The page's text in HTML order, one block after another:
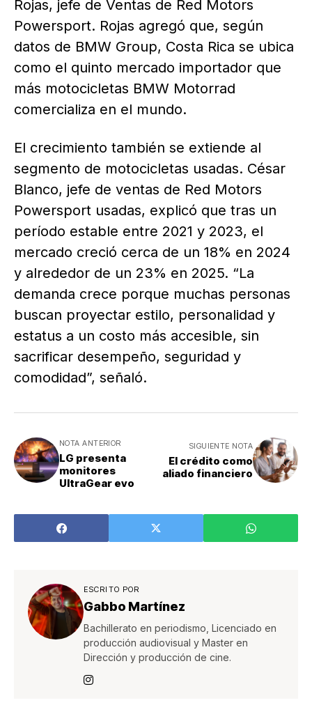
Rojas, jefe de Ventas de Red Motors
Powersport. Rojas agregó que, según
datos de BMW Group, Costa Rica se ubica
como el quinto mercado importador que
más motocicletas BMW Motorrad
comercializa en el mundo.
El crecimiento también se extiende al
segmento de motocicletas usadas. César
Blanco, jefe de ventas de Red Motors
Powersport usadas, explicó que tras un
período estable entre 2021 y 2023, el
mercado creció cerca de un 18% en 2024
y alrededor de un 23% en 2025. “La
demanda crece porque muchas personas
buscan proyectar estilo, personalidad y
estatus a un costo más accesible, sin
sacrificar desempeño, seguridad y
comodidad”, señaló.
NOTA ANTERIOR
LG presenta
monitores
UltraGear evo
SIGUIENTE NOTA
El crédito como
aliado financiero
ESCRITO POR
Gabbo Martínez
Bachillerato en periodismo, Licenciado en
producción audiovisual y Master en
Dirección y producción de cine.